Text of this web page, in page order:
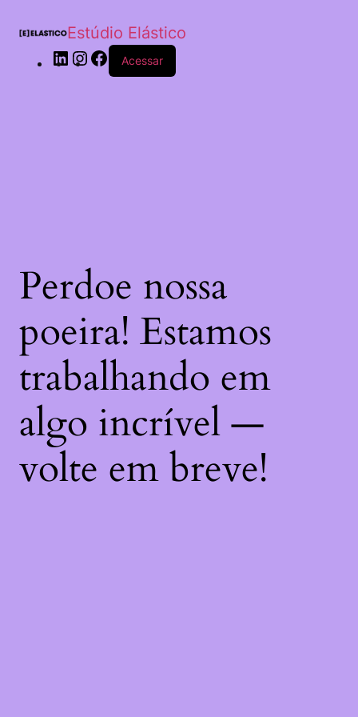
Estúdio Elástico
Acessar
Perdoe nossa
poeira! Estamos
trabalhando em
algo incrível —
volte em breve!